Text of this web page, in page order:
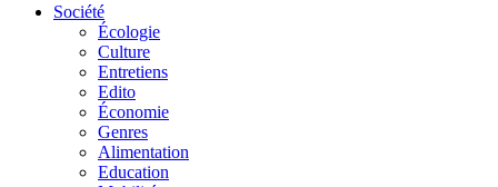
Société
Écologie
Culture
Entretiens
Edito
Économie
Genres
Alimentation
Education